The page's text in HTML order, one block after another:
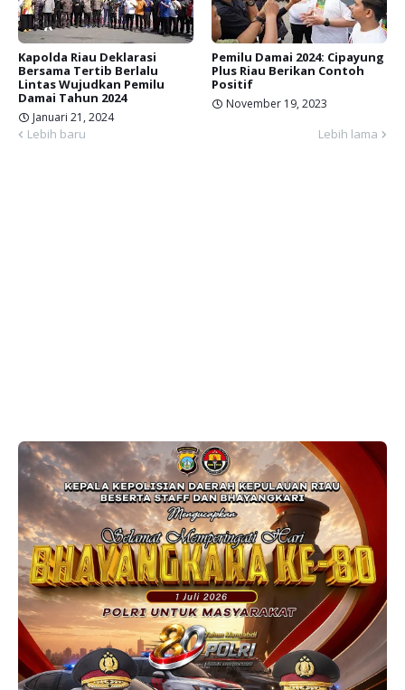
Kapolda Riau Deklarasi
Bersama Tertib Berlalu
Lintas Wujudkan Pemilu
Damai Tahun 2024
Januari 21, 2024
Pemilu Damai 2024: Cipayung
Plus Riau Berikan Contoh
Positif
November 19, 2023
Lebih baru Lebih lama